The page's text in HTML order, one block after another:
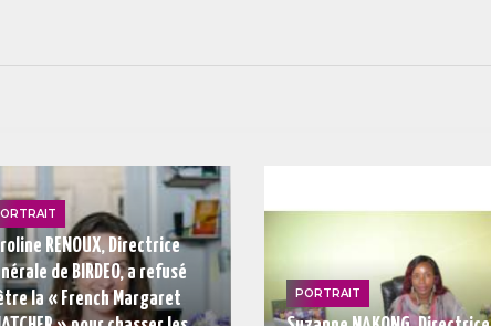
RENOUX, Directrice
de BIRDEO, a refusé
la « French Margaret
PORTRAIT